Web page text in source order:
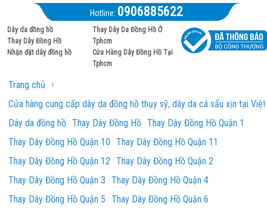
Hotline: 0906885622
Dây da đồng hồ
Thay Dây Đồng Hồ
Nhận đặt dây đồng hồ
Thay Dây Da Đồng Hồ Ở
Tphcm
Cửa Hàng Dây Đồng Hồ Tại
Tphcm
Trang chủ ›
Cửa hàng cung cấp dây da đồng hồ thụy sỹ, dây da cá sấu xịn tại
Dây da đồng hồ Thay Dây Đồng Hồ Thay Dây Đồng Hồ Quận 1
Thay Dây Đồng Hồ Quận 10
Thay Dây Đồng Hồ Quận 11
Thay Dây Đồng Hồ Quận 12
Thay Dây Đồng Hồ Quận 2
Thay Dây Đồng Hồ Quận 3
Thay Dây Đồng Hồ Quận 4
Thay Dây Đồng Hồ Quận 5
Thay Dây Đồng Hồ Quận 6